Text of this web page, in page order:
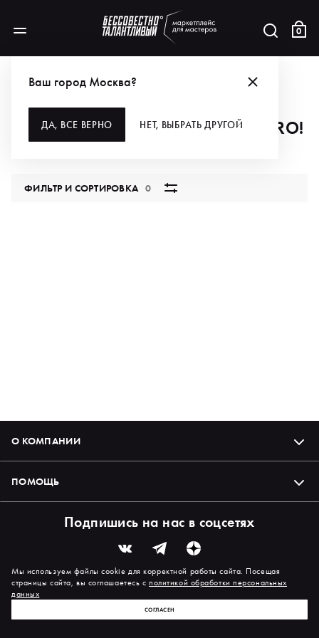
0
Ваш город Москва?
ДА, ВСЕ ВЕРНО НЕТ, ВЫБРАТЬ ДРУГОЙ
ГЛЯДИ-КА, -20% НА БРЕНД EVIPRO!
ФИЛЬТР И СОРТИРОВКА0
О КОМПАНИИ
ПОМОЩЬ
Подпишись на нас в соцсетях
Мы используем файлы cookie для корректной работы сайта. Посещая
страницы сайта, вы соглашаетесь сполитикой обработки персональных
данных
СОГЛАСЕН